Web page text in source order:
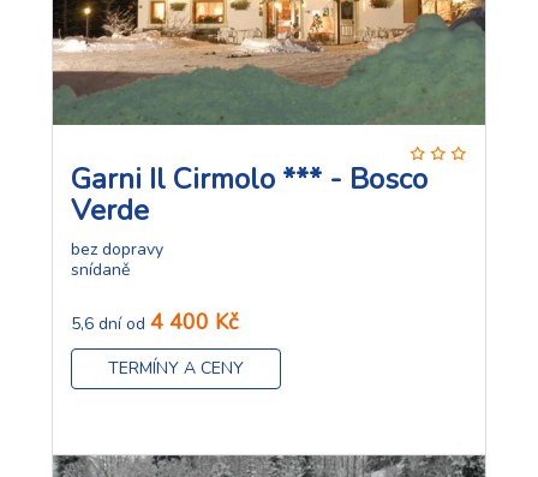
Garni Il Cirmolo *** - Bosco
Verde
bez dopravy
snídaně
5,6 dní od 4 400 Kč
TERMÍNY A CENY